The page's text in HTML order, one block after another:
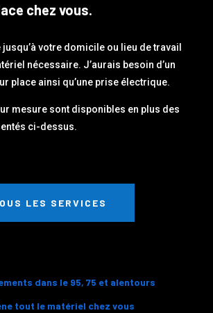
chez vous.
votre domicile ou lieu de travail
nécessaire. J’aurais besoin d’un
place ainsi qu’une prise électrique.
mesure sont disponibles en plus des
ci-dessus.
LES SERVICES
dans le 95, 75 et alentours
tout le matériel chez vous